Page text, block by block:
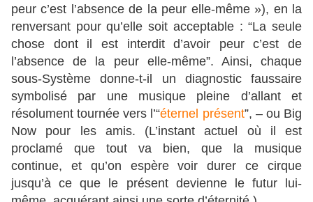
peur c’est l’absence de la peur elle-même »), en la
renversant pour qu’elle soit acceptable : “La seule
chose dont il est interdit d’avoir peur c’est de
l’absence de la peur elle-même”. Ainsi, chaque
sous-Système donne-t-il un diagnostic faussaire
symbolisé par une musique pleine d’allant et
résolument tournée vers l’“éternel présent”, – ou Big
Now pour les amis. (L’instant actuel où il est
proclamé que tout va bien, que la musique
continue, et qu’on espère voir durer ce cirque
jusqu’à ce que le présent devienne le futur lui-